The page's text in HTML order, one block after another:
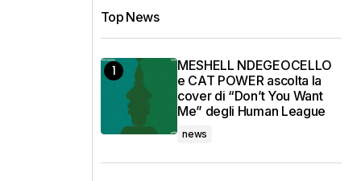
Top News
MESHELL NDEGEOCELLO
e CAT POWER ascolta la
cover di “Don’t You Want
Me” degli Human League
news